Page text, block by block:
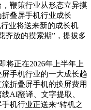
鞭策行业从形态立异摸
叠屏手机行业成长
业将送来新的成长机
齐放的摸索期”，提拔多
正在2026年上半年上
手机行业的一大成长趋
折叠屏手机的换屏费用
AI翻译、文字提取、
机行业正送来“转机之